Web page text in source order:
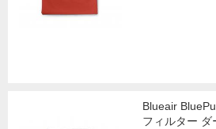
Blueair
フィルター